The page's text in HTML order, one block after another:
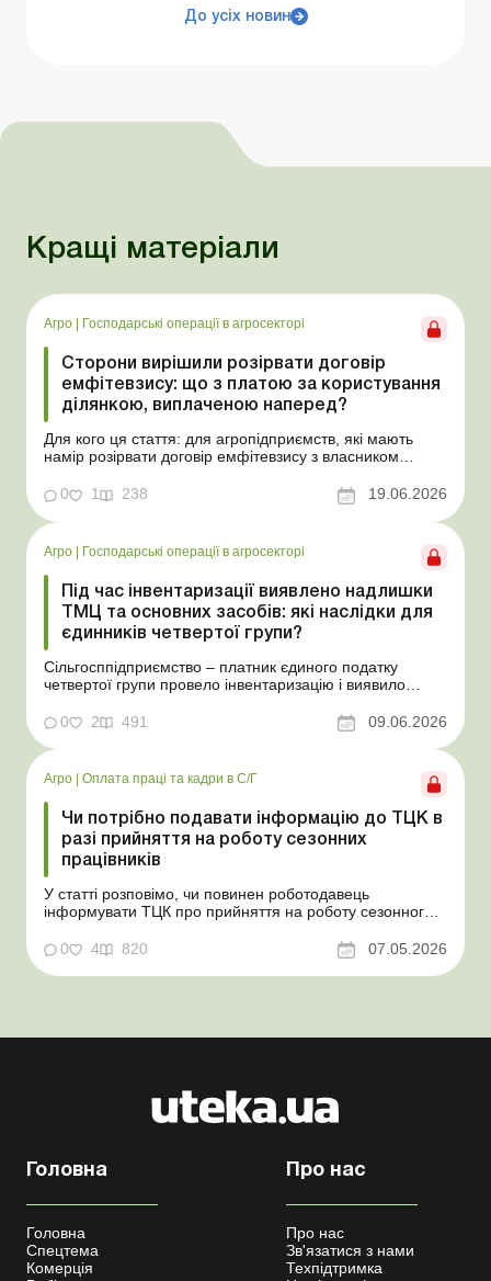
До усіх новин
Кращі матеріали
Агро Господарські операції в агросекторі
Сторони вирішили розірвати договір
емфітевзису: що з платою за користування
ділянкою, виплаченою наперед?
Для кого ця стаття: для агропідприємств, які мають
намір розірвати договір емфітевзису з власником
ситуацію тим, що плата за користування земельною
ділянкою була виплачена власнику наперед за декілька
років. У такому разі перед емфітевтом і власник...
0 1 238 19.06.2026
Агро | Господарські операції в агросекторі
Під час інвентаризації виявлено надлишки
ТМЦ та основних засобів: які наслідки для
єдинників четвертої групи?
Сільгосппідприємство – платник єдиного податку
четвертої групи провело інвентаризацію і виявило
товарів, продукції власного виробництва, а також
основних засобів (далі – ОЗ). Як вплинуть такі
надлишки при їх оприбуткуванні на частку сільгоспто...
0 2 491 09.06.2026
Агро | Оплата праці та кадри в С/Г
Чи потрібно подавати інформацію до ТЦК в
разі прийняття на роботу сезонних
працівників
У статті розповімо, чи повинен роботодавець
інформувати ТЦК про прийняття на роботу сезонного
агропідприємств приймає працівників на сезонні
роботи. Через значні штрафні санкції за порушення
порядку ведення військового обліку в
0 4 820 07.05.2026
Головна
Головна
Спецтема
Комерція
Про нас
Про нас
Зв'язатися з нами
Техпідтримка